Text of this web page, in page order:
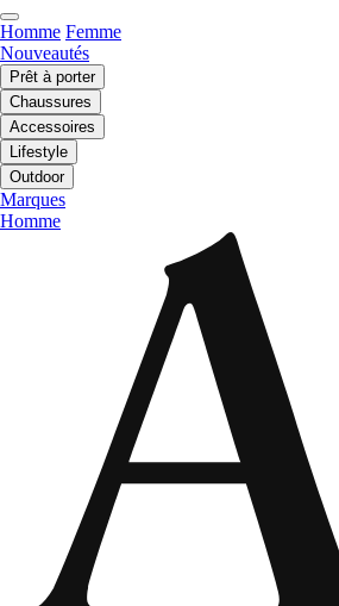
Homme Femme
Nouveautés
Prêt à porter
Chaussures
Accessoires
Lifestyle
Outdoor
Marques
Homme